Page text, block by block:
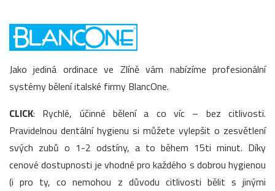
Jako jediná ordinace ve Zlíně vám nabízíme profesionální
systémy bělení italské firmy BlancOne.
CLICK: Rychlé, účinné bělení a co víc – bez citlivosti.
Pravidelnou dentální hygienu si můžete vylepšit o zesvětlení
svých zubů o 1-2 odstíny, a to během 15ti minut. Díky
cenové dostupnosti je vhodné pro každého s dobrou hygienou
(i pro ty, co nemohou z důvodu citlivosti bělit s jinými